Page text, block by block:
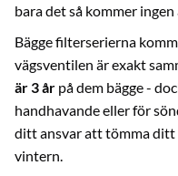
bara det så kommer
Bägge filterserierna
vägsventilen är exakt
är 3 år på dem bägge -
handhavande eller för
ditt ansvar att tömma
vintern.